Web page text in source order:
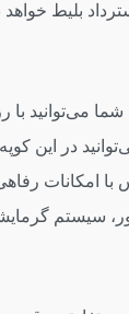
بلیط خواهد
می‌توانید با
در این
رفاهی
سیستم